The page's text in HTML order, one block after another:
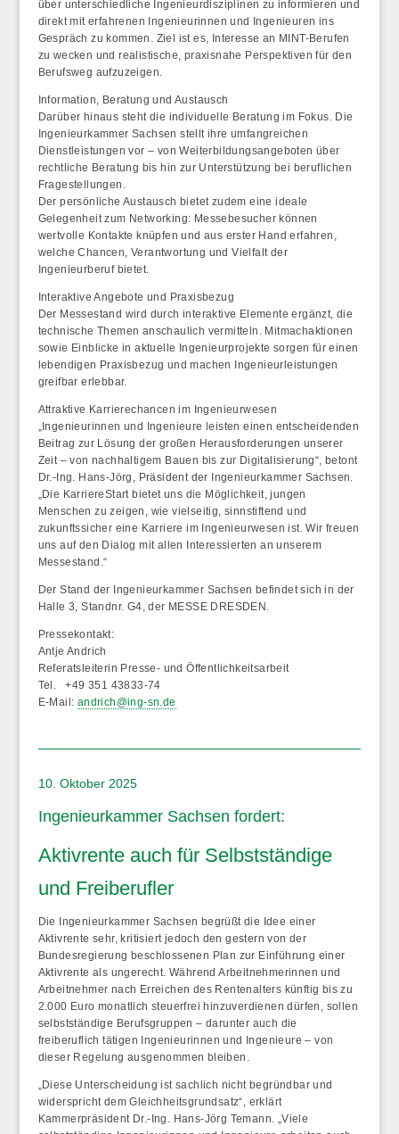
über unterschiedliche Ingenieurdisziplinen zu informieren und
direkt mit erfahrenen Ingenieurinnen und Ingenieuren ins
Gespräch zu kommen. Ziel ist es, Interesse an MINT-Berufen
zu wecken und realistische, praxisnahe Perspektiven für den
Berufsweg aufzuzeigen.
Information, Beratung und Austausch
Darüber hinaus steht die individuelle Beratung im Fokus. Die
Ingenieurkammer Sachsen stellt ihre umfangreichen
Dienstleistungen vor – von Weiterbildungsangeboten über
rechtliche Beratung bis hin zur Unterstützung bei beruflichen
Fragestellungen.
Der persönliche Austausch bietet zudem eine ideale
Gelegenheit zum Networking: Messebesucher können
wertvolle Kontakte knüpfen und aus erster Hand erfahren,
welche Chancen, Verantwortung und Vielfalt der
Ingenieurberuf bietet.
Interaktive Angebote und Praxisbezug
Der Messestand wird durch interaktive Elemente ergänzt, die
technische Themen anschaulich vermitteln. Mitmachaktionen
sowie Einblicke in aktuelle Ingenieurprojekte sorgen für einen
lebendigen Praxisbezug und machen Ingenieurleistungen
greifbar erlebbar.
Attraktive Karrierechancen im Ingenieurwesen
„Ingenieurinnen und Ingenieure leisten einen entscheidenden
Beitrag zur Lösung der großen Herausforderungen unserer
Zeit – von nachhaltigem Bauen bis zur Digitalisierung“, betont
Dr.-Ing. Hans-Jörg, Präsident der Ingenieurkammer Sachsen.
„Die KarriereStart bietet uns die Möglichkeit, jungen
Menschen zu zeigen, wie vielseitig, sinnstiftend und
zukunftssicher eine Karriere im Ingenieurwesen ist. Wir freuen
uns auf den Dialog mit allen Interessierten an unserem
Messestand.“
Der Stand der Ingenieurkammer Sachsen befindet sich in der
Halle 3, Standnr. G4, der MESSE DRESDEN.
Pressekontakt:
Antje Andrich
Referatsleiterin Presse- und Öffentlichkeitsarbeit
Tel. +49 351 43833-74
E-Mail: andrich@ing-sn.de
10. Oktober 2025
Ingenieurkammer Sachsen fordert:
Aktivrente auch für Selbstständige
und Freiberufler
Die Ingenieurkammer Sachsen begrüßt die Idee einer
Aktivrente sehr, kritisiert jedoch den gestern von der
Bundesregierung beschlossenen Plan zur Einführung einer
Aktivrente als ungerecht. Während Arbeitnehmerinnen und
Arbeitnehmer nach Erreichen des Rentenalters künftig bis zu
2.000 Euro monatlich steuerfrei hinzuverdienen dürfen, sollen
selbstständige Berufsgruppen – darunter auch die
freiberuflich tätigen Ingenieurinnen und Ingenieure – von
dieser Regelung ausgenommen bleiben.
„Diese Unterscheidung ist sachlich nicht begründbar und
widerspricht dem Gleichheitsgrundsatz“, erklärt
Kammerpräsident Dr.-Ing. Hans-Jörg Temann. „Viele